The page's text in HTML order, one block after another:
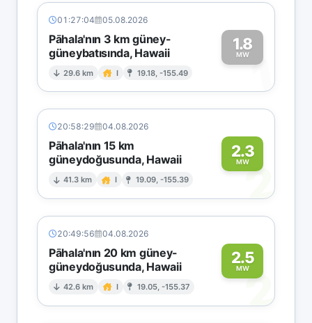
01:27:04 05.08.2026
Pāhala'nın 3 km güney-
güneybatısında, Hawaii
29.6 km I 19.18, -155.49
1.8
MW1
20:58:29 04.08.2026
Pāhala'nın 15 km
güneydoğusunda, Hawaii
41.3 km I 19.09, -155.39
2.3
MW2
20:49:56 04.08.2026
Pāhala'nın 20 km güney-
güneydoğusunda, Hawaii
42.6 km I 19.05, -155.37
2.5
MW2